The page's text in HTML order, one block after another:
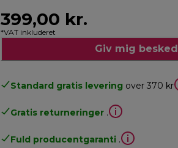
399,00 kr.
*VAT inkluderet
Giv mig besked
Standard gratis levering over 370 kr
Gratis returneringer .
Fuld producentgaranti .